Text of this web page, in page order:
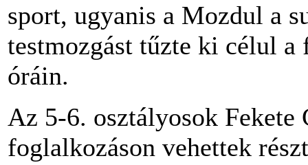
sport, ugyanis a Mozdul a
testmozgást tűzte ki célul a
óráin.
Az 5-6. osztályosok
foglalkozáson vehettek